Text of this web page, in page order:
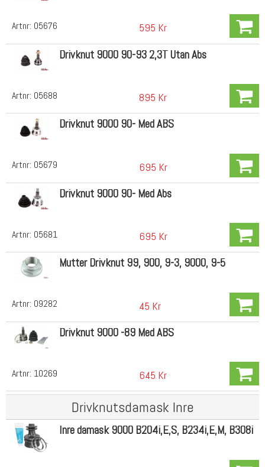
Artnr: 05676 595 Kr
Artnr: 05688
Drivknut 9000 90-93 2,3T Utan Abs
895 Kr
Artnr: 05679
Drivknut 9000 90- Med ABS
695 Kr
Artnr: 05681
Drivknut 9000 90- Med Abs
695 Kr
Artnr: 09282
Mutter Drivknut 99, 900, 9-3, 9000, 9-5
45 Kr
Artnr: 10269
Drivknut 9000 -89 Med ABS
645 Kr
Drivknutsdamask Inre
Inre damask 9000 B204i,E,S, B234i,E,M, B308i